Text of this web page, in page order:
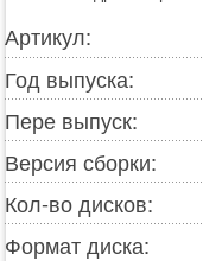
Артикул:
Год выпуска:
Пере выпуск:
Версия сборки:
Кол-во дисков:
Формат диска: